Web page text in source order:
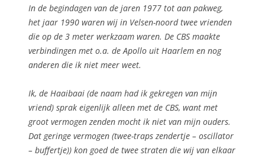
In de begindagen van de jaren 1977 tot aan pakweg,
het jaar 1990 waren wij in Velsen-noord twee vrienden
die op de 3 meter werkzaam waren. De CBS maakte
verbindingen met o.a. de Apollo uit Haarlem en nog
anderen die ik niet meer weet.
Ik, de Haaibaai (de naam had ik gekregen van mijn
vriend) sprak eigenlijk alleen met de CBS, want met
groot vermogen zenden mocht ik niet van mijn ouders.
Dat geringe vermogen (twee-traps zendertje – oscillator
– buffertje)) kon goed de twee straten die wij van elkaar